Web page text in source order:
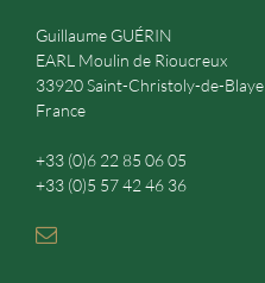
Guillaume GUÉRIN
EARL Moulin de Rioucreux
33920 Saint-Christoly-de-Blaye
France
+33 (0)6 22 85 06 05
+33 (0)5 57 42 46 36